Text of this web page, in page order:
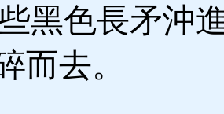
黑色長矛沖
而去。